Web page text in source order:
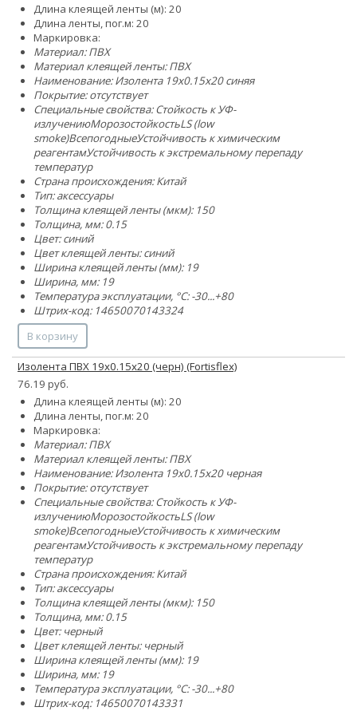
Длина клеящей ленты (м): 20
Длина ленты, пог.м: 20
Маркировка:
Материал: ПВХ
Материал клеящей ленты: ПВХ
Наименование: Изолента 19х0.15х20 синяя
Покрытие: отсутствует
Специальные свойства:Стойкость к УФ-
излучениюМорозостойкостьLS (low
smoke)ВсепогодныеУстойчивость к химическим
реагентамУстойчивость к экстремальному перепаду
температур
Страна происхождения: Китай
Тип: аксессуары
Толщина клеящей ленты (мкм): 150
Толщина, мм: 0.15
Цвет: синий
Цвет клеящей ленты: синий
Ширина клеящей ленты (мм): 19
Ширина, мм: 19
Температура эксплуатации, °C: -30...+80
Штрих-код: 14650070143324
В корзину
Изолента ПВХ 19х0.15х20 (черн) (Fortisflex)
76.19 руб.
Длина клеящей ленты (м): 20
Длина ленты, пог.м: 20
Маркировка:
Материал: ПВХ
Материал клеящей ленты: ПВХ
Наименование: Изолента 19х0.15х20 черная
Покрытие: отсутствует
Специальные свойства:Стойкость к УФ-
излучениюМорозостойкостьLS (low
smoke)ВсепогодныеУстойчивость к химическим
реагентамУстойчивость к экстремальному перепаду
температур
Страна происхождения: Китай
Тип: аксессуары
Толщина клеящей ленты (мкм): 150
Толщина, мм: 0.15
Цвет: черный
Цвет клеящей ленты: черный
Ширина клеящей ленты (мм): 19
Ширина, мм: 19
Температура эксплуатации, °C: -30...+80
Штрих-код: 14650070143331